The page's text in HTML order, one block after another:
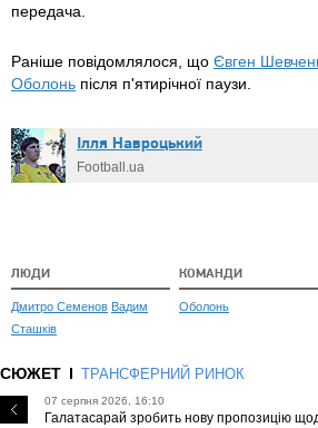
передача.
Раніше повідомлялося, що Євген
Оболонь після п'ятирічної паузи.
Ілля Навроцький
Football.ua
ЛЮДИ
Дмитро Семенов Вадим
Сташків
КОМАНДИ
Оболонь
СЮЖЕТ ТРАНСФЕРНИЙ РИНОК
07 серпня 2026, 16:10
Галатасарай зробить нову пропозицію